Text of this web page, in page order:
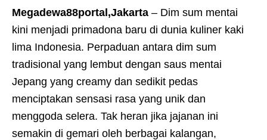
Megadewa88portal,Jakarta – Dim sum mentai
kini menjadi primadona baru di dunia kuliner kaki
lima Indonesia. Perpaduan antara dim sum
tradisional yang lembut dengan saus mentai
Jepang yang creamy dan sedikit pedas
menciptakan sensasi rasa yang unik dan
menggoda selera. Tak heran jika jajanan ini
semakin di gemari oleh berbagai kalangan,